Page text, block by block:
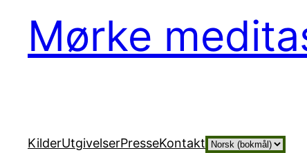
Mørke
KilderUtgivelserPresseKontakt Velg